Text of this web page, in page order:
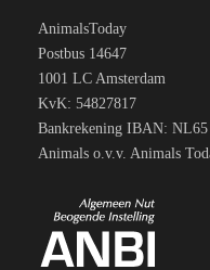
AnimalsToday
Postbus 14647
1001 LC Amsterdam
KvK: 54827817
Bankrekening IBAN:
Animals o.v.v. Animals